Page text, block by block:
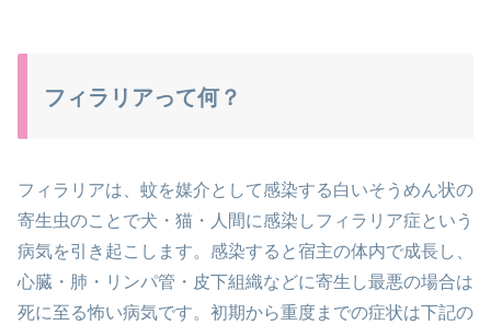
フィラリアって何？
フィラリアは、蚊を媒介として感染する白いそうめん状の
寄生虫のことで犬・猫・人間に感染しフィラリア症という
病気を引き起こします。 感染すると宿主の体内で成長し、
心臓・肺・リンパ管・皮下組織などに寄生し最悪の場合は
死に至る怖い病気です。初期から重度までの症状は下記の